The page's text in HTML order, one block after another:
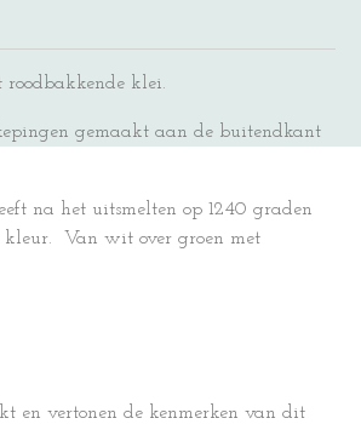
roodbakkende klei.
gemaakt aan de buitendkant
na het uitsmelten op 1240 graden
kleur. Van wit over groen met
en vertonen de kenmerken van dit